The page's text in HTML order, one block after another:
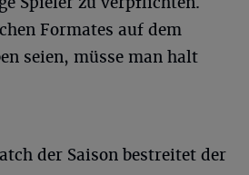
Formates auf dem
seien, müsse man halt
der Saison bestreitet der